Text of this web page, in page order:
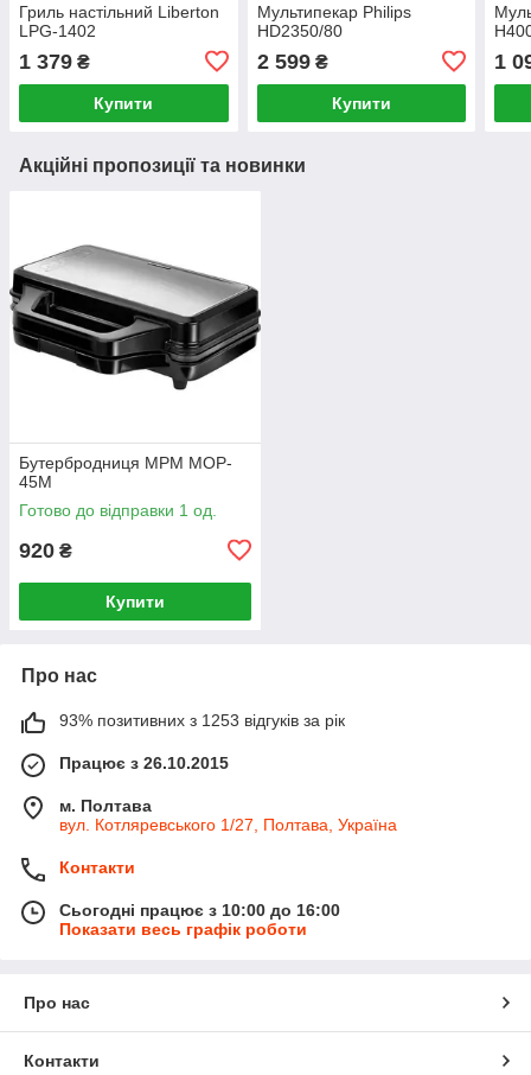
Гриль настільний Liberton
LPG-1402
1 379 ₴
Купити
Мультипекар Philips
HD2350/80
2 599₴
Купити
1
Акційні пропозиції та новинки
Бутербродниця MPM MOP-
45M
Готово до відправки 1 од.
920 ₴
Купити
Про нас
93% позитивних з 1253 відгуків за рік
Працює з 26.10.2015
м. Полтава
вул. Котляревського 1/27, Полтава, Україна
Контакти
Сьогодні працює з 10:00 до 16:00
Показати весь графік роботи
Про нас
Контакти